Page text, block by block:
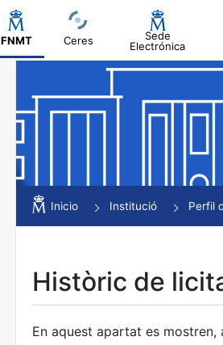
FNMT Ceres
Sede
Electrónica
Mostra/Amaga
Mostra/Amaga
Inicio Institució Perfil
Històric de
En aquest apartat es